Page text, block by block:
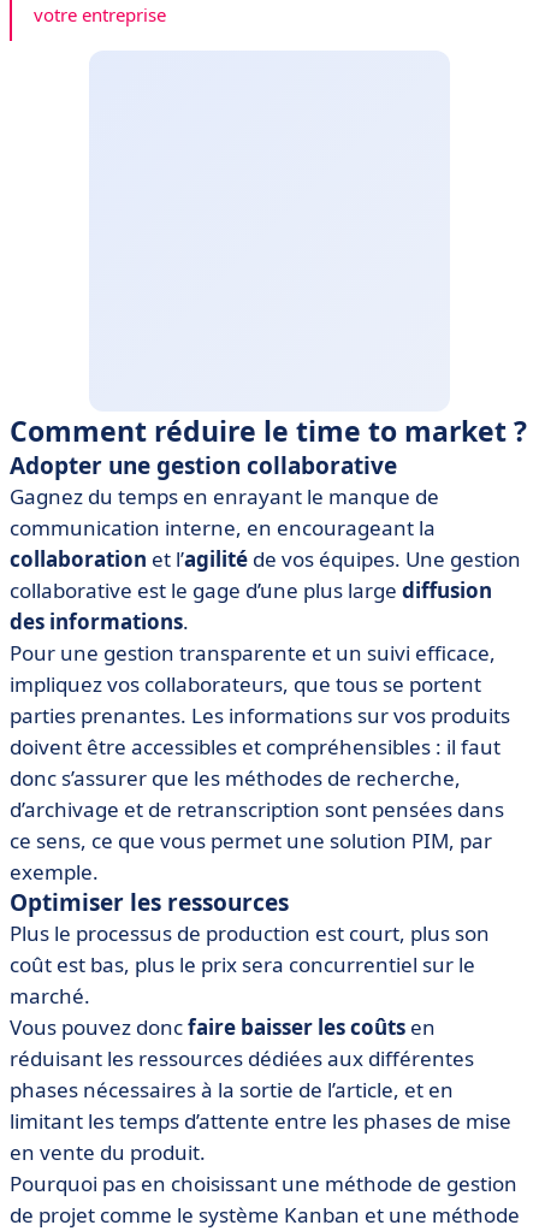
votre entreprise
Comment réduire le time to market ?
Adopter une gestion collaborative
Gagnez du temps en enrayant le manque de
communication interne, en encourageant la
collaboration et l’agilité de vos équipes. Une gestion
collaborative est le gage d’une plus large diffusion
des informations.
Pour une gestion transparente et un suivi efficace,
impliquez vos collaborateurs, que tous se portent
parties prenantes. Les informations sur vos produits
doivent être accessibles et compréhensibles : il faut
donc s’assurer que les méthodes de recherche,
d’archivage et de retranscription sont pensées dans
ce sens, ce que vous permet une solution PIM, par
exemple.
Optimiser les ressources
Plus le processus de production est court, plus son
coût est bas, plus le prix sera concurrentiel sur le
marché.
Vous pouvez doncfaire baisser les coûts en
réduisant les ressources dédiées aux différentes
phases nécessaires à la sortie de l’article, et en
limitant les temps d’attente entre les phases de mise
en vente du produit.
Pourquoi pas en choisissant une méthode de gestion
de projet comme le système Kanban et une méthode